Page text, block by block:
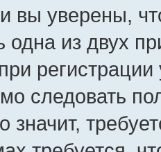
вы уверены,
одна из двух
следовать
значит,